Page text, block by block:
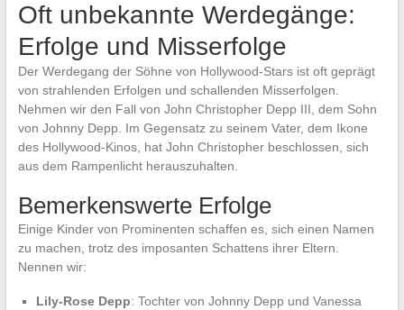
Oft unbekannte Werdegänge:
Erfolge und Misserfolge
Der Werdegang der Söhne von Hollywood-Stars ist oft geprägt
von strahlenden Erfolgen und schallenden Misserfolgen.
Nehmen wir den Fall von John Christopher Depp III, dem Sohn
von Johnny Depp. Im Gegensatz zu seinem Vater, dem Ikone
des Hollywood-Kinos, hat John Christopher beschlossen, sich
aus dem Rampenlicht herauszuhalten.
Bemerkenswerte Erfolge
Einige Kinder von Prominenten schaffen es, sich einen Namen
zu machen, trotz des imposanten Schattens ihrer Eltern.
Nennen wir:
Lily-Rose Depp: Tochter von Johnny Depp und Vanessa